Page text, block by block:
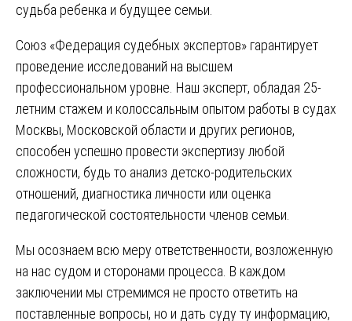
судьба ребенка и будущее семьи.
Союз «Федерация судебных экспертов» гарантирует
проведение исследований на высшем
профессиональном уровне. Наш эксперт, обладая 25-
летним стажем и колоссальным опытом работы в судах
Москвы, Московской области и других регионов,
способен успешно провести экспертизу любой
сложности, будь то анализ детско-родительских
отношений, диагностика личности или оценка
педагогической состоятельности членов семьи.
Мы осознаем всю меру ответственности, возложенную
на нас судом и сторонами процесса. В каждом
заключении мы стремимся не просто ответить на
поставленные вопросы, но и дать суду ту информацию,